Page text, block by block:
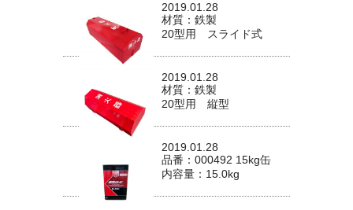
2019.01.28
材質：鉄製
20型用 スライド式
2019.01.28
材質：鉄製
20型用 縦型
2019.01.28
品番：000492 15kg缶
内容量：15.0kg